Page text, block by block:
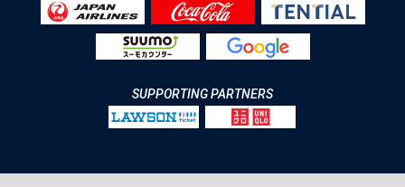
SUPPORTING PARTNERS